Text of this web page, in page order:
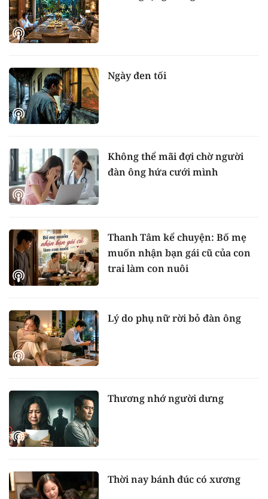
Ngày đen tối
Không thể mãi đợi chờ người
đàn ông hứa cưới mình
Thanh Tâm kể chuyện: Bố mẹ
muốn nhận bạn gái cũ của con
trai làm con nuôi
Lý do phụ nữ rời bỏ đàn ông
Thương nhớ người dưng
Thời nay bánh đúc có xương